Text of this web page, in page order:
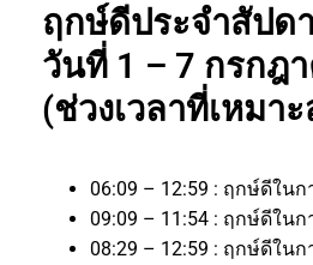
ฤกษ์ดีประจำสัปด
วันที่ 1 – 7 กรกฎ
(ช่วงเวลาที่เหมา
06:09 – 12:59 : ฤกษ์ดีใน
09:09 – 11:54 : ฤกษ์ดีใน
08:29 – 12:59 : ฤกษ์ดีในก